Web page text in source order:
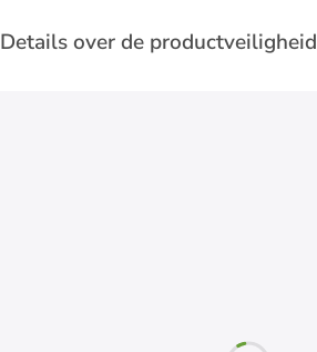
Details over de productveiligheid